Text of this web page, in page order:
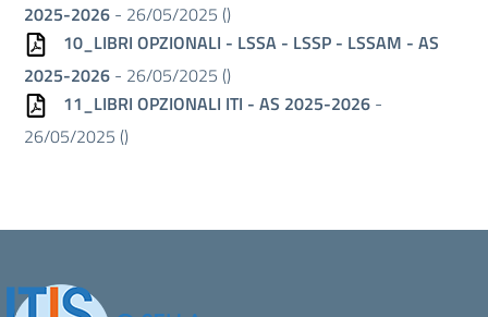
2025-2026 - 26/05/2025 ()
10_LIBRI OPZIONALI - LSSA - LSSP - LSSAM - AS
2025-2026 - 26/05/2025 ()
11_LIBRI OPZIONALI ITI - AS 2025-2026 -
26/05/2025 ()